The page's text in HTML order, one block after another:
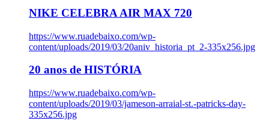
NIKE CELEBRA AIR MAX 720
https://www.ruadebaixo.com/wp-
content/uploads/2019/03/20aniv_historia_pt_2-335x256.jpg
20 anos de HISTÓRIA
https://www.ruadebaixo.com/wp-
content/uploads/2019/03/jameson-arraial-st.-patricks-day-
335x256.jpg